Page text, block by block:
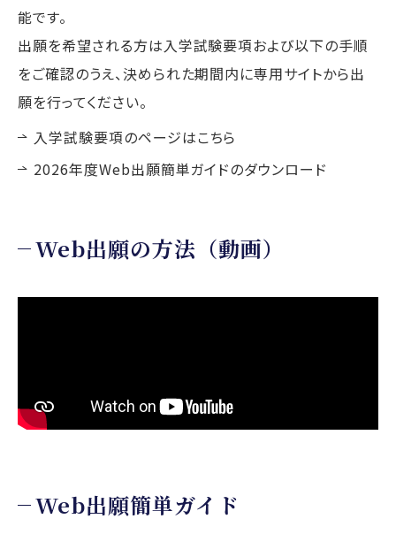
能です。
出願を希望される方は入学試験要項および以下の手順
をご確認のうえ、決められた期間内に専用サイトから出
願を行ってください。
入学試験要項のページはこちら
2026年度Web出願簡単ガイドのダウンロード
Web出願の方法（動画）
Web出願簡単ガイド